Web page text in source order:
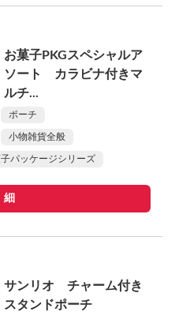
お菓子PKGスペシャルア
ソート カラビナ付きマ
ルチ...
ポーチ
小物雑貨全般
パッケージシリーズ
サンリオ チャーム付き
スタンドポーチ